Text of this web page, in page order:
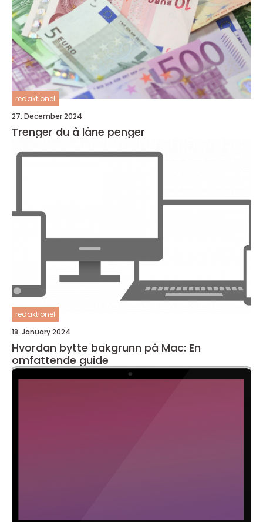
redaktionel
27. December 2024
Trenger du å låne penger
redaktionel
18. January 2024
Hvordan bytte bakgrunn på Mac: En
omfattende guide